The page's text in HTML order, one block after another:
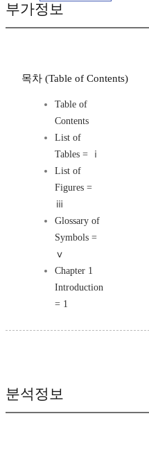
부가정보
목차 (Table of Contents)
Table of
Contents
List of
Tables = ⅰ
List of
Figures =
ⅲ
Glossary of
Symbols =
ⅴ
Chapter 1
Introduction
= 1
분석정보